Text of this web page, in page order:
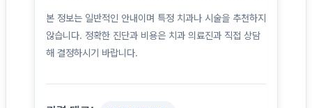
본 정보는 일반적인 안내이며 특정 치과나 시술을 추천하지
않습니다. 정확한 진단과 비용은 치과 의료진과 직접 상담
해 결정하시기 바랍니다.